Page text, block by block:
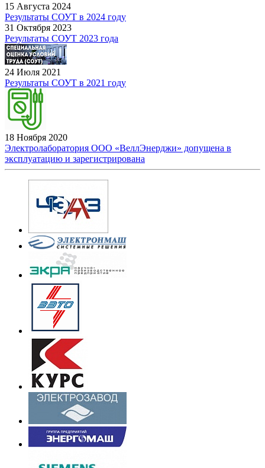
15 Августа 2024
Результаты СОУТ в 2024 году
31 Октября 2023
Результаты СОУТ 2023 года
24 Июля 2021
Результаты СОУТ в 2021 году
18 Ноября 2020
Электролаборатория ООО «ВеллЭнерджи» допущена в
эксплуатацию и зарегистрирована